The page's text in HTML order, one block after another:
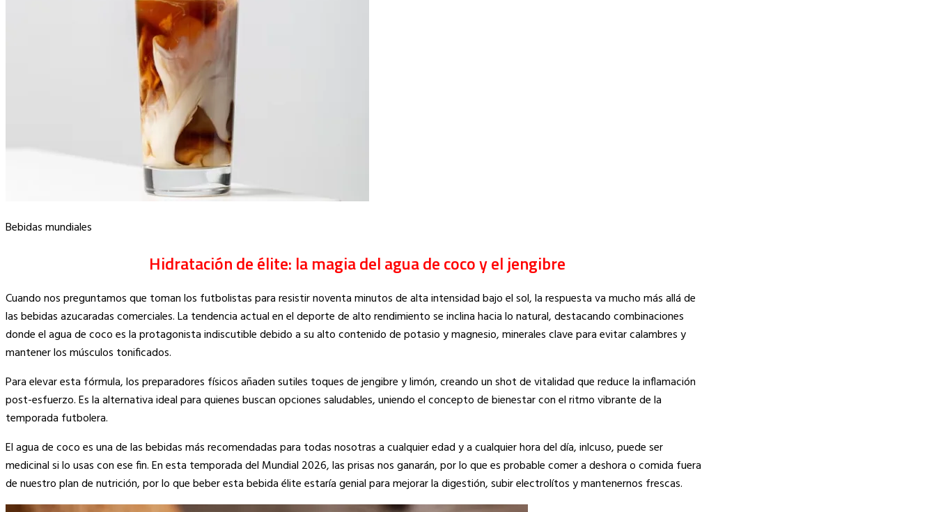
Bebidas mundiales
Hidratación de élite: la magia del agua de coco y el jengibre
Cuando nos preguntamos que toman los futbolistas para resistir noventa minutos de alta intensidad bajo el sol, la respuesta va mucho más allá de
las bebidas azucaradas comerciales.La tendencia actual en el deporte de alto rendimiento se inclina hacia lo natural, destacando combinaciones
donde el agua de coco es la protagonista indiscutible debido a su alto contenido de potasio y magnesio, minerales clave para evitar calambres y
mantener los músculos tonificados.
Para elevar esta fórmula, los preparadores físicos añaden sutiles toques de jengibre y limón, creando un shot de vitalidad que reduce la inflamación
post-esfuerzo. Es la alternativa ideal para quienes buscan opciones saludables, uniendo el concepto de bienestar con el ritmo vibrante de la
temporada futbolera.
El agua de coco es una de las bebidas más recomendadas para todas nosotras a cualquier edad y a cualquier hora del día, inlcuso, puede ser
medicinal si lo usas con ese fin. En esta temporada del Mundial 2026, las prisas nos ganarán, por lo que es probable comer a deshora o comida fuera
de nuestro plan de nutrición, por lo que beber esta bebida élite estaría genial para mejorar la digestión, subir electrolítos y mantenernos frescas.